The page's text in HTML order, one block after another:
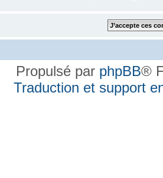
Propulsé par phpBB®
Traduction et support